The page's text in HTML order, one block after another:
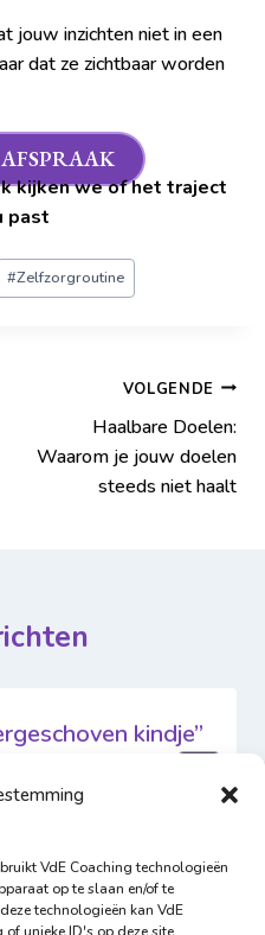
VdE Coaching technologieën
op te slaan en/of te
technologieën kan VdE
jouw inzichten niet in een
dat ze zichtbaar worden
kijken we of het traject
past
#Zelfzorgroutine
VOLGENDE
Haalbare Doelen:
Waarom je jouw doelen
steeds niet haalt
kindje”